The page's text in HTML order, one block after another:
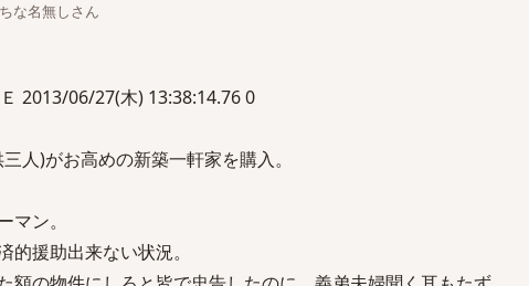
な名無しさん
2013/06/27(木) 13:38:14.76 0
人)がお高めの新築一軒家を購入。
ン。
援助出来ない状況。